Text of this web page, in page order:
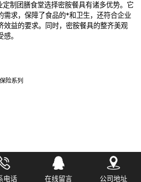
制团膳食堂选择密胺餐具有诸多优势。它
需求，保障了食品的*和卫生，还符合企业
效益的要求。同时，密胺餐具的整齐美观
。
险系列
电话 在线留言 公司地址